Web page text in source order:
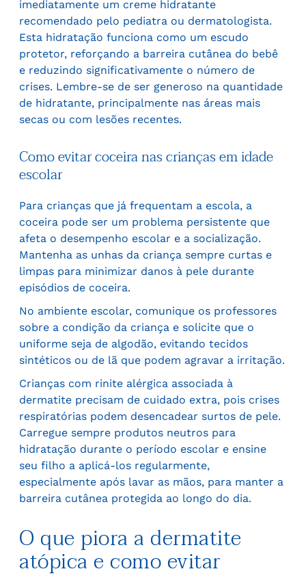
imediatamente um creme hidratante
recomendado pelo pediatra ou dermatologista.
Esta hidratação funciona como um escudo
protetor, reforçando a barreira cutânea do bebê
e reduzindo significativamente o número de
crises. Lembre-se de ser generoso na quantidade
de hidratante, principalmente nas áreas mais
secas ou com lesões recentes.
Como evitar coceira nas crianças em idade
escolar
Para crianças que já frequentam a escola, a
coceira pode ser um problema persistente que
afeta o desempenho escolar e a socialização.
Mantenha as unhas da criança sempre curtas e
limpas para minimizar danos à pele durante
episódios de coceira.
No ambiente escolar, comunique os professores
sobre a condição da criança e solicite que o
uniforme seja de algodão, evitando tecidos
sintéticos ou de lã que podem agravar a irritação.
Crianças com rinite alérgica associada à
dermatite precisam de cuidado extra, pois crises
respiratórias podem desencadear surtos de pele.
Carregue sempre produtos neutros para
hidratação durante o período escolar e ensine
seu filho a aplicá-los regularmente,
especialmente após lavar as mãos, para manter a
barreira cutânea protegida ao longo do dia.
O que piora a dermatite
atópica e como evitar